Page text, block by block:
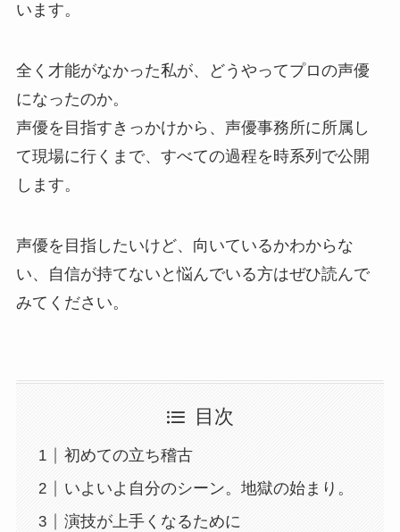
います。
全く才能がなかった私が、どうやってプロの声優
になったのか。
声優を目指すきっかけから、声優事務所に所属し
て現場に行くまで、すべての過程を時系列で公開
します。
声優を目指したいけど、向いているかわからな
い、自信が持てないと悩んでいる方はぜひ読んで
みてください。
目次
初めての立ち稽古
いよいよ自分のシーン。地獄の始まり。
演技が上手くなるために